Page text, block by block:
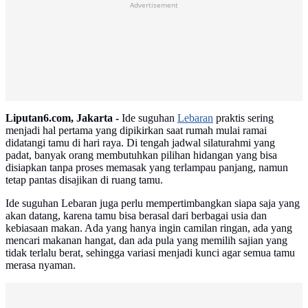
Liputan6.com, Jakarta - Ide suguhan Lebaran praktis sering
menjadi hal pertama yang dipikirkan saat rumah mulai ramai
didatangi tamu di hari raya. Di tengah jadwal silaturahmi yang
padat, banyak orang membutuhkan pilihan hidangan yang bisa
disiapkan tanpa proses memasak yang terlampau panjang, namun
tetap pantas disajikan di ruang tamu.
Ide suguhan Lebaran juga perlu mempertimbangkan siapa saja yang
akan datang, karena tamu bisa berasal dari berbagai usia dan
kebiasaan makan. Ada yang hanya ingin camilan ringan, ada yang
mencari makanan hangat, dan ada pula yang memilih sajian yang
tidak terlalu berat, sehingga variasi menjadi kunci agar semua tamu
merasa nyaman.